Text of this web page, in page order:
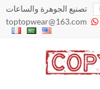
تصنيع الجوهرة والساعات
toptopwear@163.com